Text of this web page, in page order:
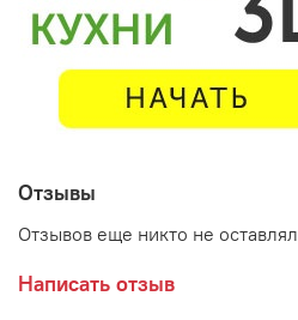
Отзывы
Отзывов еще никто не оставлял
Написать отзыв